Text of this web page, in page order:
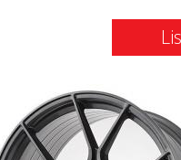
Tämä antaa autolle
kilpa-ajoon.
ulkonäön. Samalla
nämä vanteet tarjoavat
hyvän suorituskyvyn